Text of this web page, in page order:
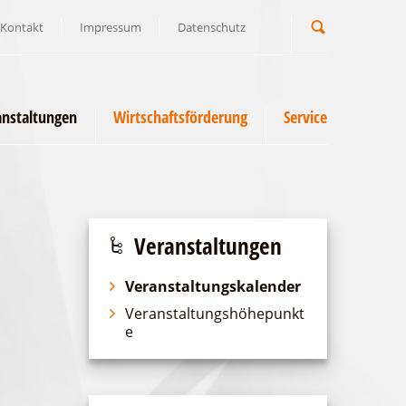
Kontakt Impressum Datenschutz
Wirtschaftsförderung Service
Veranstaltungen
Veranstaltungskalender
Veranstaltungshöhepunkt
e